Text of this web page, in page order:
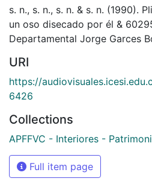
s. n., s. n., s. n. & s. n. (1990).
un oso disecado por él &
Departamental Jorge Garces
URI
https://
6426
Collections
APFFVC - Interiores -
Full item page